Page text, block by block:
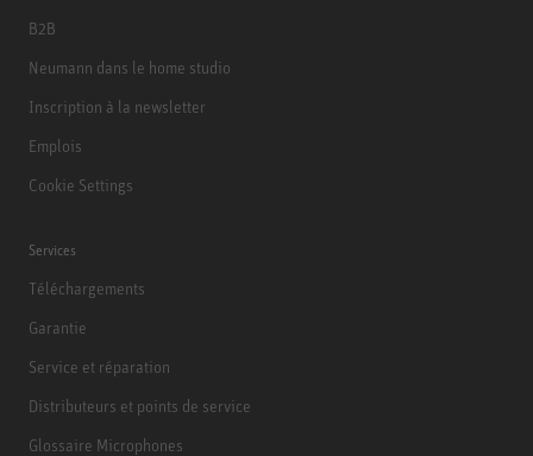
B2B
Neumann dans le home studio
Inscription à la newsletter
Emplois
Cookie Settings
Services
Téléchargements
Garantie
Service et réparation
Distributeurs et points de service
Glossaire Microphones